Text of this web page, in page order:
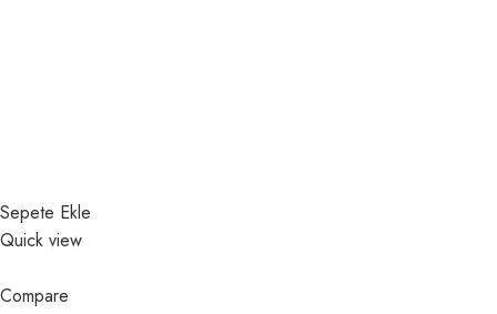
Sepete Ekle
Quick view
Compare